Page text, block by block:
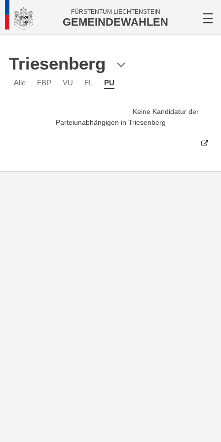
FÜRSTENTUM LIECHTENSTEIN
GEMEINDEWAHLEN
Triesenberg
Alle FBP VU FL PU
Keine Kandidatur der
Parteiunabhängigen in Triesenberg